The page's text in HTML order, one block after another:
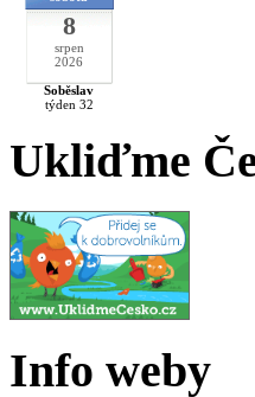
8
srpen
2026
Soběslav
týden 32
Ukliďme
Info weby